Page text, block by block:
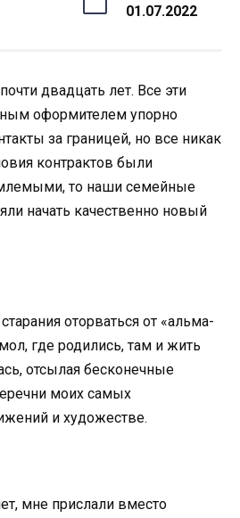
01.07.2022
двадцать лет. Все эти
оформителем упорно
за границей, но все никак
контрактов были
то наши семейные
начать качественно новый
оторваться от «альма-
где родились, там и жить
отсылая бесконечные
моих самых
и художестве.
мне прислали вместо